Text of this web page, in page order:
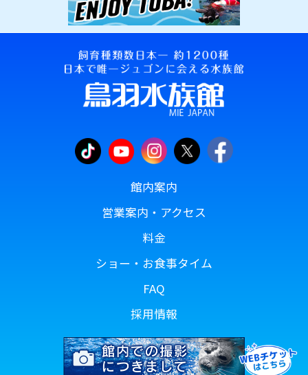
館内案内
営業案内・アクセス
料金
ショー・お食事タイム
FAQ
採用情報